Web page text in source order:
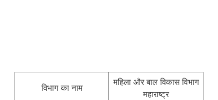
विभाग का नाम
महिला और बाल विकास विभाग
महाराष्ट्र